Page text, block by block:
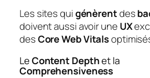
Les sites quigénèrentdes
doivent aussi avoir une UX
desCore Web Vitals
LeContent Depthet la
Comprehensiveness